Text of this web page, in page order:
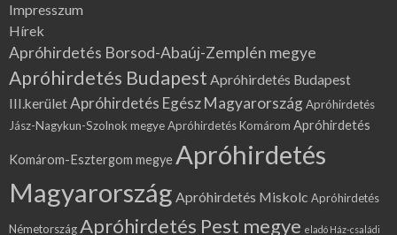
Impresszum
Hírek
Apróhirdetés Borsod-Abaúj-Zemplén megye
Apróhirdetés Budapest Apróhirdetés Budapest
III.kerületApróhirdetés Egész MagyarországApróhirdetés
Jász-Nagykun-Szolnok megyeApróhirdetés Komárom Apróhirdetés
Komárom-Esztergom megyeApróhirdetés
Magyarország Apróhirdetés Miskolc Apróhirdetés
NémetországApróhirdetés Pest megye eladó Ház-családi